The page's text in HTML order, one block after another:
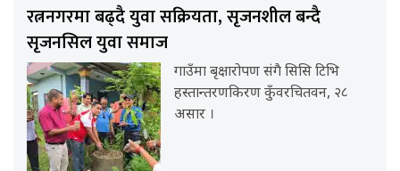
रत्ननगरमा बढ्दै युवा सक्रियता, सृजनशील बन्दै
सृजनसिल युवा समाज
गाउँमा बृक्षारोपण संगै सिसि टिभि
हस्तान्तरणकिरण कुँवरचितवन, २८
असार ।